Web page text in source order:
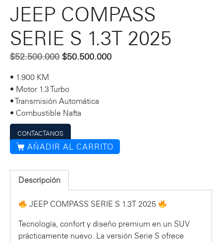
JEEP COMPASS
SERIE S 1.3T 2025
$52.500.000 $50.500.000
• 1.900 KM
• Motor 1.3 Turbo
• Transmisión Automática
• Combustible Nafta
CONTACTANOS
AÑADIR AL CARRITO
Descripción
JEEP COMPASS SERIE S 1.3T 2025
Tecnología, confort y diseño premium en un SUV
prácticamente nuevo. La versión Serie S ofrece